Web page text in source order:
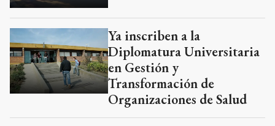
Ya inscriben a la
Diplomatura Universitaria
en Gestión y
Transformación de
Organizaciones de Salud